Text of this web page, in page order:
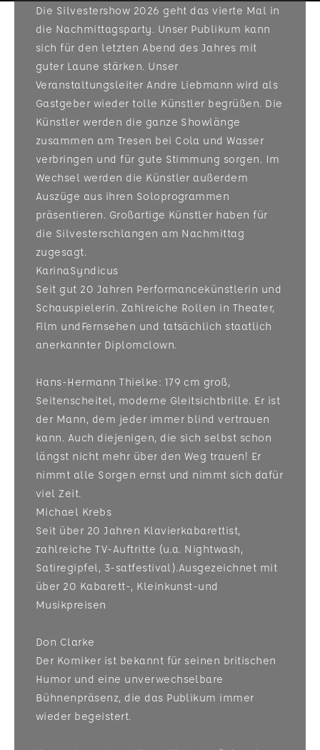
Die Silvestershow 2026 geht das vierte Mal in
die Nachmittagsparty. Unser Publikum kann
sich für den letzten Abend des Jahres mit
guter Laune stärken. Unser
Veranstaltungsleiter Andre Liebmann wird als
Gastgeber wieder tolle Künstler begrüßen. Die
Künstler werden die ganze Showlänge
zusammen am Tresen bei Cola und Wasser
verbringen und für gute Stimmung sorgen. Im
Wechsel werden die Künstler außerdem
Auszüge aus ihren Soloprogrammen
präsentieren. Großartige Künstler haben für
die Silvesterschlangen am Nachmittag
zugesagt.
KarinaSyndicus
Seit gut 20 Jahren Performancekünstlerin und
Schauspielerin. Zahlreiche Rollen in Theater,
Film undFernsehen und tatsächlich staatlich
anerkannter Diplomclown.
Hans-Hermann Thielke: 179 cm groß,
Seitenscheitel, moderne Gleitsichtbrille. Er ist
der Mann, dem jeder immer blind vertrauen
kann. Auch diejenigen, die sich selbst schon
längst nicht mehr über den Weg trauen! Er
nimmt alle Sorgen ernst und nimmt sich dafür
viel Zeit.
Michael Krebs
Seit über 20 Jahren Klavierkabarettist,
zahlreiche TV-Auftritte (u.a. Nightwash,
Satiregipfel, 3-satfestival).Ausgezeichnet mit
über 20 Kabarett-, Kleinkunst-und
Musikpreisen
Don Clarke
Der Komiker ist bekannt für seinen britischen
Humor und eine unverwechselbare
Bühnenpräsenz, die das Publikum immer
wieder begeistert.